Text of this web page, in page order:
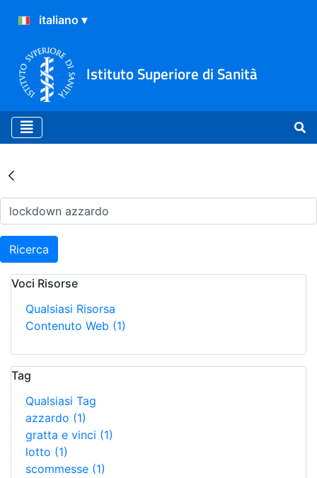
Istituto Superiore di Sanità
Risultati della Ricerca -
Ricerca
Voci Risorse
Qualsiasi Risorsa
Contenuto Web (1)
Tag
Qualsiasi Tag
azzardo (1)
gratta e vinci (1)
lotto (1)
scommesse (1)